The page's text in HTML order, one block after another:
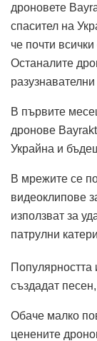
дроновете
спасител на
че почти
Останалите
В първите
дронове
Украйна и
В мрежите се
видеоклипове
използват за
патрулни
Популярността
създадат
Обаче малко
ценените